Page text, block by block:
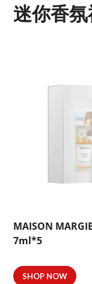
迷你香
MAISON
7ml*5
SHOP NOW